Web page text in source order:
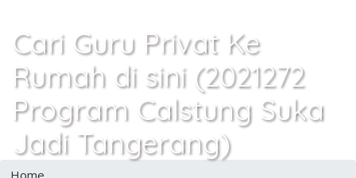
Cari Guru Privat Ke
Rumah di sini (2021272
Program Calstung Suka
Jadi Tangerang)